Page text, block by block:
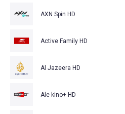
AXN Spin HD
Active Family HD
Al Jazeera HD
Ale kino+ HD